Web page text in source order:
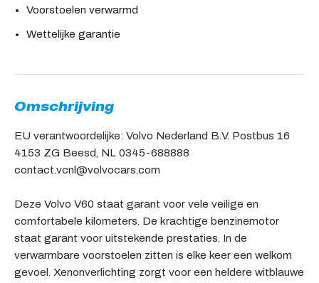
Voorstoelen verwarmd
Wettelijke garantie
Omschrijving
EU verantwoordelijke: Volvo Nederland B.V. Postbus 16
4153 ZG Beesd, NL 0345-688888
contact.vcnl@volvocars.com
Deze Volvo V60 staat garant voor vele veilige en
comfortabele kilometers. De krachtige benzinemotor
staat garant voor uitstekende prestaties. In de
verwarmbare voorstoelen zitten is elke keer een welkom
gevoel. Xenonverlichting zorgt voor een heldere witblauwe